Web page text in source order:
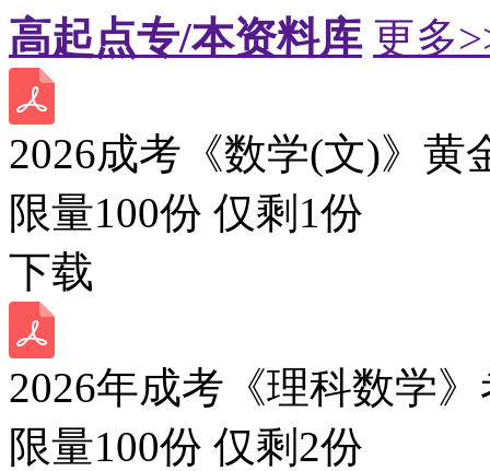
高起点专/本资料库 更多
2026成考《数学(文)》黄
限量100份 仅剩 1份
下载
2026年成考《理科数学
限量100份 仅剩 2份